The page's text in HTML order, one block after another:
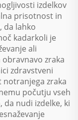
izdelkov
prisotnost in
da lahko
kadarkoli je
ali
zraka
zdravstveni
notranjega zraka
počutju vseh
nudi izdelke, ki